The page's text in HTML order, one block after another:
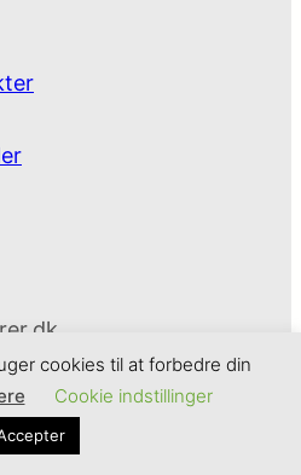
og privatlivspolitik
cookies til at forbedre din
Cookie indstillinger